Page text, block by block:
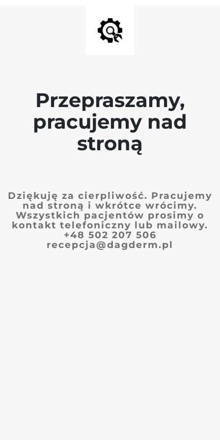
Przepraszamy,
pracujemy nad
stroną
Dziękuję za cierpliwość. Pracujemy
nad stroną i wkrótce wrócimy.
Wszystkich pacjentów prosimy o
kontakt telefoniczny lub mailowy.
+48 502 207 506
recepcja@dagderm.pl